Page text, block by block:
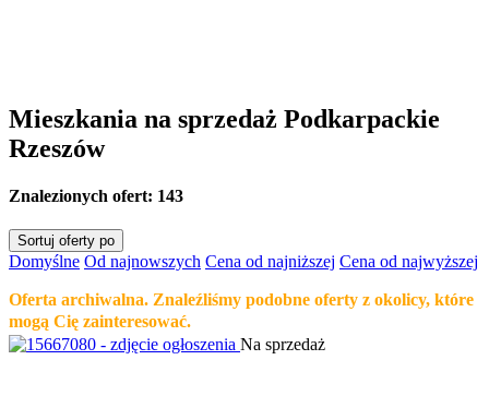
Mieszkania na sprzedaż Podkarpackie
Rzeszów
Znalezionych ofert: 143
Sortuj oferty po
Domyślne Od najnowszych Cena od najniższej Cena od najwyższej
Oferta archiwalna. Znaleźliśmy podobne oferty z okolicy, które
mogą Cię zainteresować.
Na sprzedaż